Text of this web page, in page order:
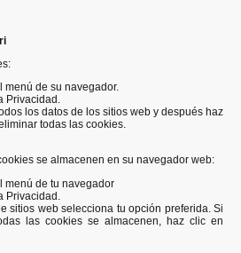
menú de su navegador.
Privacidad.
los datos de los sitios web y después haz
todas las cookies.
se almacenen en su navegador web:
menú de tu navegador
Privacidad.
sitios web selecciona tu opción preferida. Si
las cookies se almacenen, haz clic en